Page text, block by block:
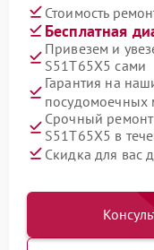
Стоимость
Бесплатная
Привезем и
S51T65X5 сами
Гарантия на
Срочный
S51T65X5 в
Скидка для вас